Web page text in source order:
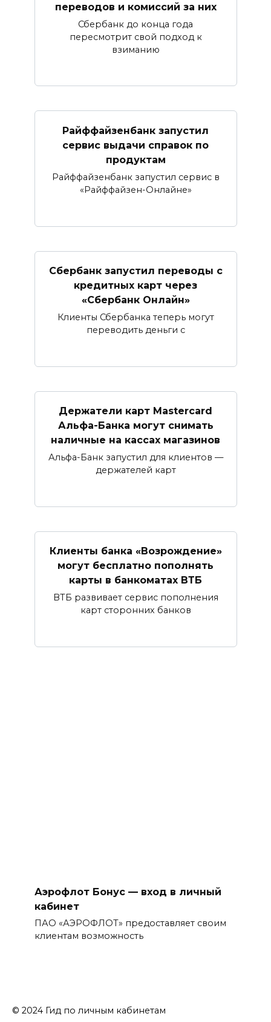
переводов и комиссий за них
Сбербанк до конца года
пересмотрит свой подход к
взиманию
Райффайзенбанк запустил
сервис выдачи справок по
продуктам
Райффайзенбанк запустил сервис в
«Райффайзен-Онлайне»
Сбербанк запустил переводы с
кредитных карт через
«Сбербанк Онлайн»​​​​​​​
Клиенты Сбербанка теперь могут
переводить деньги с
Держатели карт Mastercard
Альфа-Банка могут снимать
наличные ​на кассах магазинов​
Альфа-Банк запустил для клиентов —
держателей карт
Клиенты банка «Возрождение»
могут бесплатно пополнять
карты в банкоматах ВТБ
ВТБ развивает сервис пополнения
карт сторонних банков
Аэрофлот Бонус — вход в личный
кабинет
ПАО «АЭРОФЛОТ» предоставляет своим
клиентам возможность
© 2024 Гид по личным кабинетам